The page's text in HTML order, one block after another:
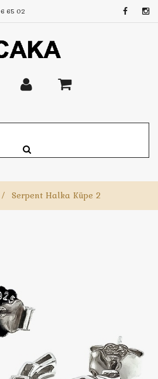
65 02
/ Serpent Halka Küpe 2